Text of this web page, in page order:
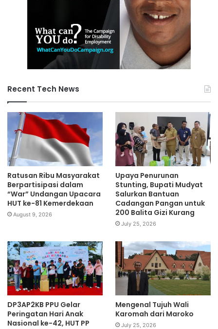
Recent Tech News
Ratusan Ribu Masyarakat
Berpartisipasi dalam
“War” Undangan Upacara
HUT ke-81 Kemerdekaan
August 9, 2026
Upaya Penurunan
Stunting, Bupati Mudyat
Salurkan Bantuan
Cadangan Pangan untuk
200 Balita Gizi Kurang
July 25, 2026
DP3AP2KB PPU Gelar
Peringatan Hari Anak
Nasional ke-42, HUT PP
Mengenal Tujuh Wali
Karomah dari Maroko
July 25, 2026